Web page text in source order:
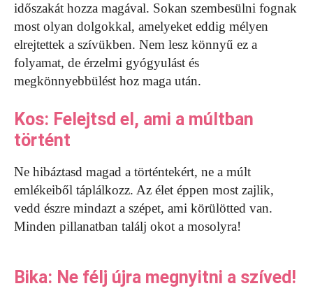
időszakát hozza magával. Sokan szembesülni fognak
most olyan dolgokkal, amelyeket eddig mélyen
elrejtettek a szívükben. Nem lesz könnyű ez a
folyamat, de érzelmi gyógyulást és
megkönnyebbülést hoz maga után.
Kos: Felejtsd el, ami a múltban
történt
Ne hibáztasd magad a történtekért, ne a múlt
emlékeiből táplálkozz. Az élet éppen most zajlik,
vedd észre mindazt a szépet, ami körülötted van.
Minden pillanatban találj okot a mosolyra!
Bika: Ne félj újra megnyitni a szíved!